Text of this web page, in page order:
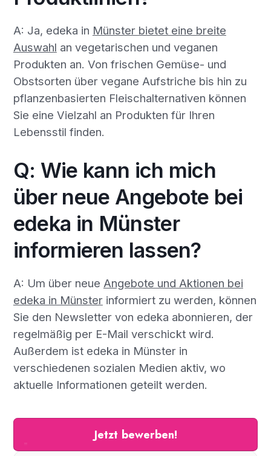
A: Ja, edeka in Münster bietet eine breite
Auswahl an vegetarischen und veganen
Produkten an. Von frischen Gemüse- und
Obstsorten über vegane Aufstriche bis hin zu
pflanzenbasierten Fleischalternativen können
Sie eine Vielzahl an Produkten für Ihren
Lebensstil finden.
Q: Wie kann ich mich
über neue Angebote bei
edeka in Münster
informieren lassen?
A: Um über neue Angebote und Aktionen bei
edeka in Münsterinformiert zu werden, können
Sie den Newsletter von edeka abonnieren, der
regelmäßig per E-Mail verschickt wird.
Außerdem ist edeka in Münster in
verschiedenen sozialen Medien aktiv, wo
aktuelle Informationen geteilt werden.
Jetzt bewerben!